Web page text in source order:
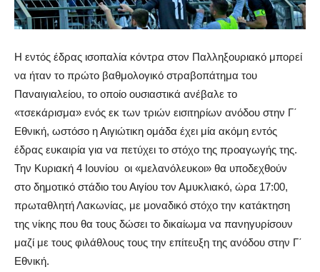
Η εντός έδρας ισοπαλία κόντρα στον Παλληξουριακό μπορεί
να ήταν το πρώτο βαθμολογικό στραβοπάτημα του
Παναιγιαλείου, το οποίο ουσιαστικά ανέβαλε το
«τσεκάρισμα» ενός εκ των τριών εισιτηρίων ανόδου στην Γ΄
Εθνική, ωστόσο η Αιγιώτικη ομάδα έχει μία ακόμη εντός
έδρας ευκαιρία για να πετύχει το στόχο της προαγωγής της.
Την Κυριακή 4 Ιουνίου οι «μελανόλευκοι» θα υποδεχθούν
στο δημοτικό στάδιο του Αιγίου τον Αμυκλιακό, ώρα 17:00,
πρωταθλητή Λακωνίας, με μοναδικό στόχο την κατάκτηση
της νίκης που θα τους δώσει το δικαίωμα να πανηγυρίσουν
μαζί με τους φιλάθλους τους την επίτευξη της ανόδου στην Γ΄
Εθνική.